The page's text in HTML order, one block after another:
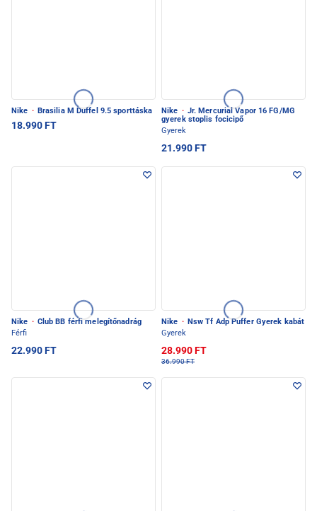
Nike · Brasilia M Duffel 9.5 sporttáska
18.990 FT
Nike · Jr. Mercurial Vapor 16 FG/MG
gyerek stoplis focicipő
Gyerek
21.990 FT
Nike · Club BB férfi melegítőnadrág
Férfi
22.990 FT
Nike · Nsw Tf Adp Puffer Gyerek kabát
Gyerek
28.990 FT
36.990 FT